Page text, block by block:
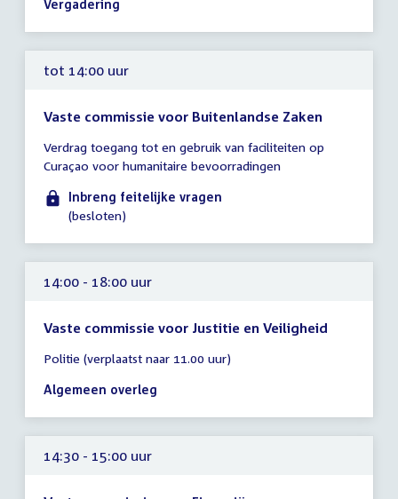
uur
Vergadering
tot 14:00 uur
Vaste commissie voor Buitenlandse Zaken
vergadering
tot
14:00
uur
Verdrag toegang tot en gebruik van faciliteiten op
Curaçao voor humanitaire bevoorradingen
Inbreng feitelijke vragen
(besloten)
14:00 - 18:00 uur
Vaste commissie voor Justitie en Veiligheid
vergadering
14:00
18:00
uur
Politie (verplaatst naar 11.00 uur)
Algemeen overleg
14:30 - 15:00 uur